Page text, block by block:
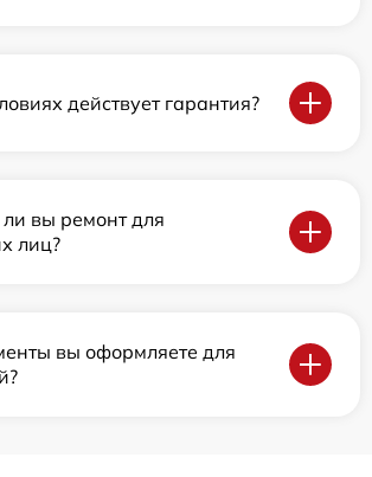
действует гарантия?
вы ремонт для
лиц?
вы оформляете для